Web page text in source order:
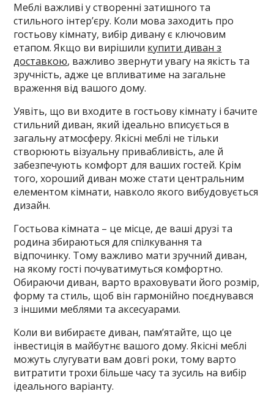
Меблі важливі у створенні затишного та
стильного інтер’єру. Коли мова заходить про
гостьову кімнату, вибір дивану є ключовим
етапом. Якщо ви вирішили купити диван з
доставкою, важливо звернути увагу на якість та
зручність, адже це впливатиме на загальне
враження від вашого дому.
Уявіть, що ви входите в гостьову кімнату і бачите
стильний диван, який ідеально вписується в
загальну атмосферу. Якісні меблі не тільки
створюють візуальну привабливість, але й
забезпечують комфорт для ваших гостей. Крім
того, хороший диван може стати центральним
елементом кімнати, навколо якого вибудовується
дизайн.
Гостьова кімната – це місце, де ваші друзі та
родина збираються для спілкування та
відпочинку. Тому важливо мати зручний диван,
на якому гості почуватимуться комфортно.
Обираючи диван, варто враховувати його розмір,
форму та стиль, щоб він гармонійно поєднувався
з іншими меблями та аксесуарами.
Коли ви вибираєте диван, пам’ятайте, що це
інвестиція в майбутнє вашого дому. Якісні меблі
можуть слугувати вам довгі роки, тому варто
витратити трохи більше часу та зусиль на вибір
ідеального варіанту.